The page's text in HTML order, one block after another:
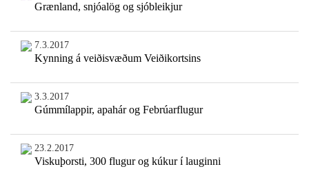
Grænland, snjóalög og sjóbleikjur
7.3.2017
Kynning á veiðisvæðum Veiðikortsins
3.3.2017
Gúmmílappir, apahár og Febrúarflugur
23.2.2017
Viskuþorsti, 300 flugur og kúkur í lauginni